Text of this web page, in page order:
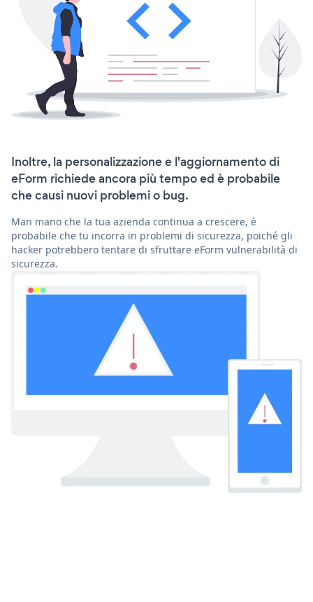
Inoltre, la personalizzazione e l'aggiornamento di
eForm richiede ancora più tempo ed è probabile
che causi nuovi problemi o bug.
Man mano che la tua azienda continua a crescere, è
probabile che tu incorra in problemi di sicurezza, poiché gli
hacker potrebbero tentare di sfruttare eForm vulnerabilità di
sicurezza.